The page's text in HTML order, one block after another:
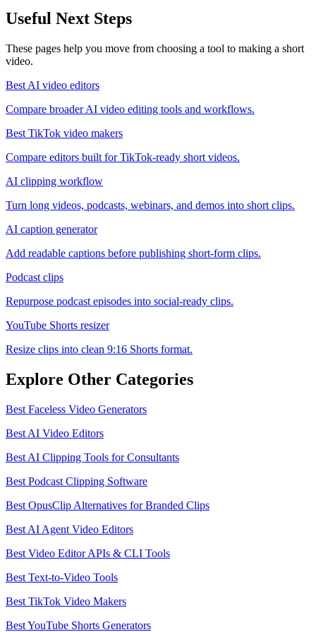
Useful Next Steps
These pages help you move from choosing a tool to making a short
video.
Best AI video editors
Compare broader AI video editing tools and workflows.
Best TikTok video makers
Compare editors built for TikTok-ready short videos.
AI clipping workflow
Turn long videos, podcasts, webinars, and demos into short clips.
AI caption generator
Add readable captions before publishing short-form clips.
Podcast clips
Repurpose podcast episodes into social-ready clips.
YouTube Shorts resizer
Resize clips into clean 9:16 Shorts format.
Explore Other Categories
Best Faceless Video Generators
Best AI Video Editors
Best AI Clipping Tools for Consultants
Best Podcast Clipping Software
Best OpusClip Alternatives for Branded Clips
Best AI Agent Video Editors
Best Video Editor APIs & CLI Tools
Best Text-to-Video Tools
Best TikTok Video Makers
BestYouTube Shorts Generators